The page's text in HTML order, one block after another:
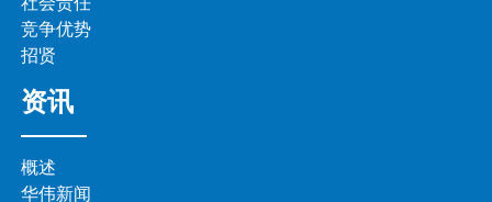
竞争优势
招贤
资讯
概述
华伟新闻